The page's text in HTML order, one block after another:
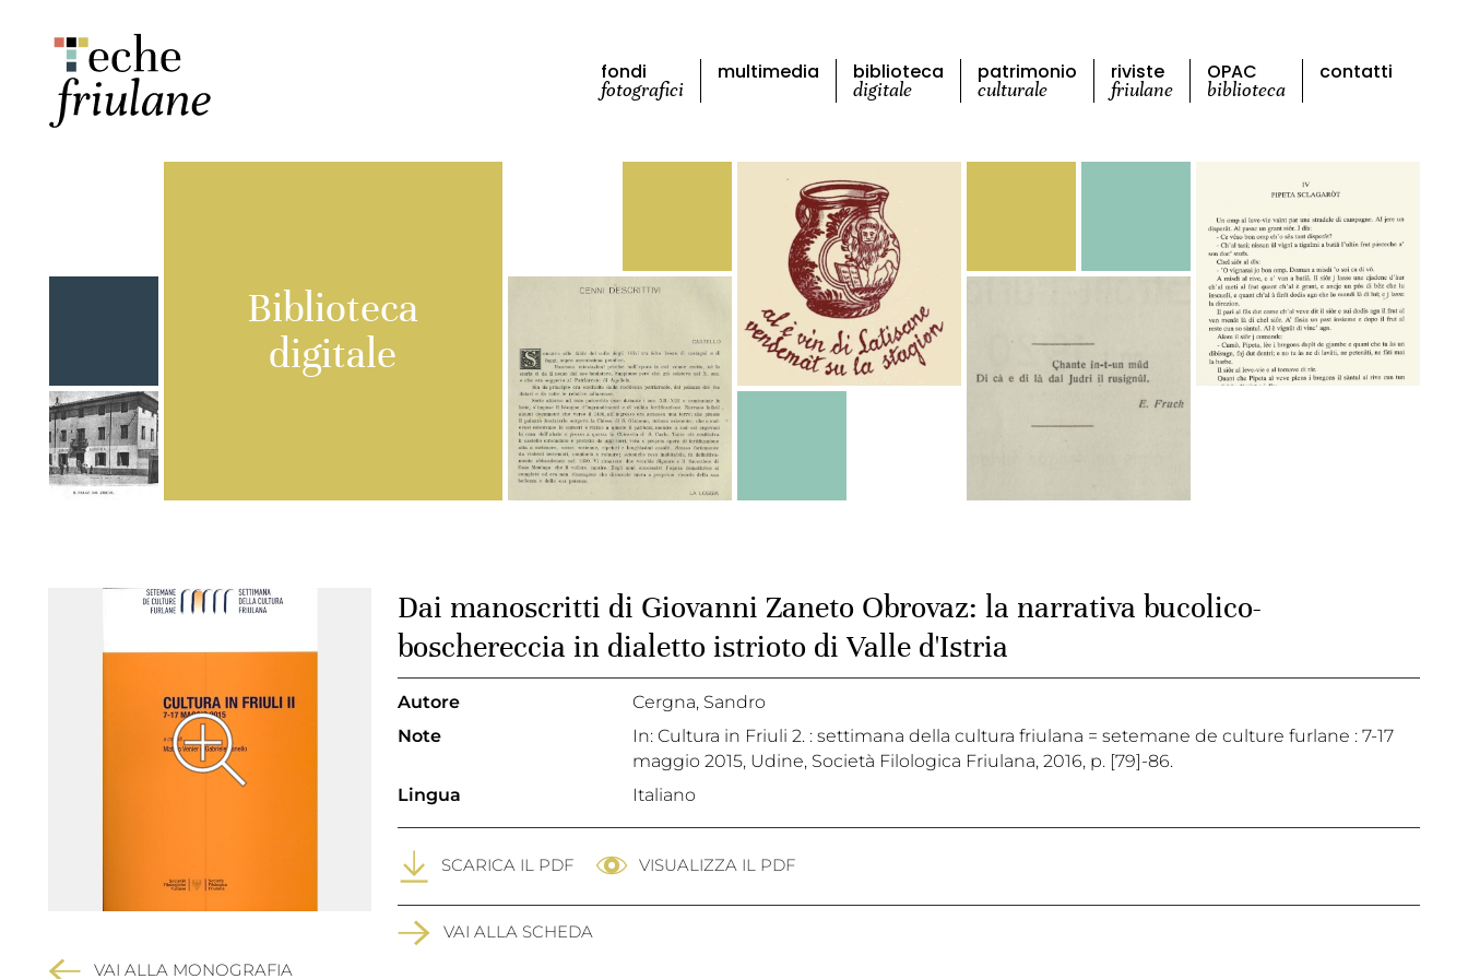
fondi
fotografici
multimedia biblioteca
digitale
patrimonio
culturale
riviste
friulane
OPAC
biblioteca
contatti
Biblioteca
digitale
VAI ALLA MONOGRAFIA
Dai manoscritti di Giovanni Zaneto Obrovaz: la narrativa bucolico-
boschereccia in dialetto istrioto di Valle d'Istria
Autore
Cergna, Sandro
Note
In: Cultura in Friuli 2. : settimana della cultura friulana = setemane de culture furlane : 7-17
maggio 2015, Udine, Società Filologica Friulana, 2016, p. [79]-86.
Lingua
Italiano
SCARICA IL PDF VISUALIZZA IL PDF
VAI ALLA SCHEDA